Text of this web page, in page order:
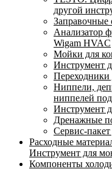
другой
Заправочные
Анализатор
Wigam HVAC
Мойки для
Инструмент
Переходники
Ниппели,
ниппелей
Инструмент
Дренажные
Сервис-
Расходные
Инструмент для
Компоненты